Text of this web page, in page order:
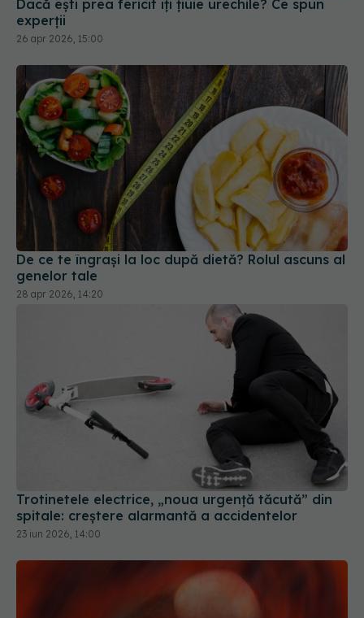
De ce te îngrași la loc după dietă? Rolul ascuns al
genelor tale
28 apr 2026, 14:20
Trotinetele electrice, „noua urgență tăcută” din
spitale: creștere alarmantă a accidentelor